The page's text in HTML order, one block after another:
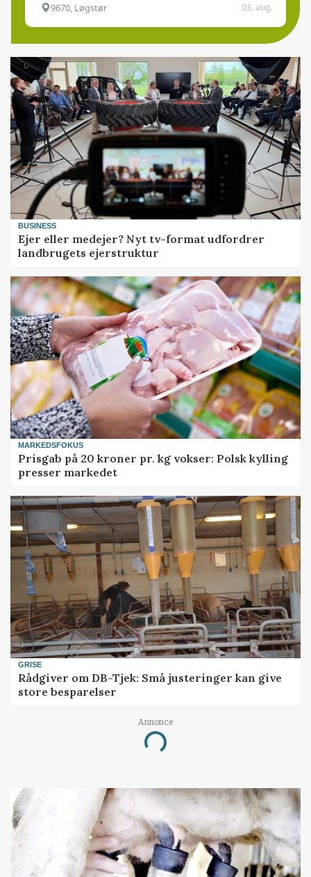
9670, Løgstør 03. aug.
BUSINESS
Ejer eller medejer? Nyt tv-format udfordrer
landbrugets ejerstruktur
MARKEDSFOKUS
Prisgab på 20 kroner pr. kg vokser: Polsk kylling
presser markedet
GRISE
Rådgiver om DB-Tjek: Små justeringer kan give
store besparelser
Annonce
Loading...